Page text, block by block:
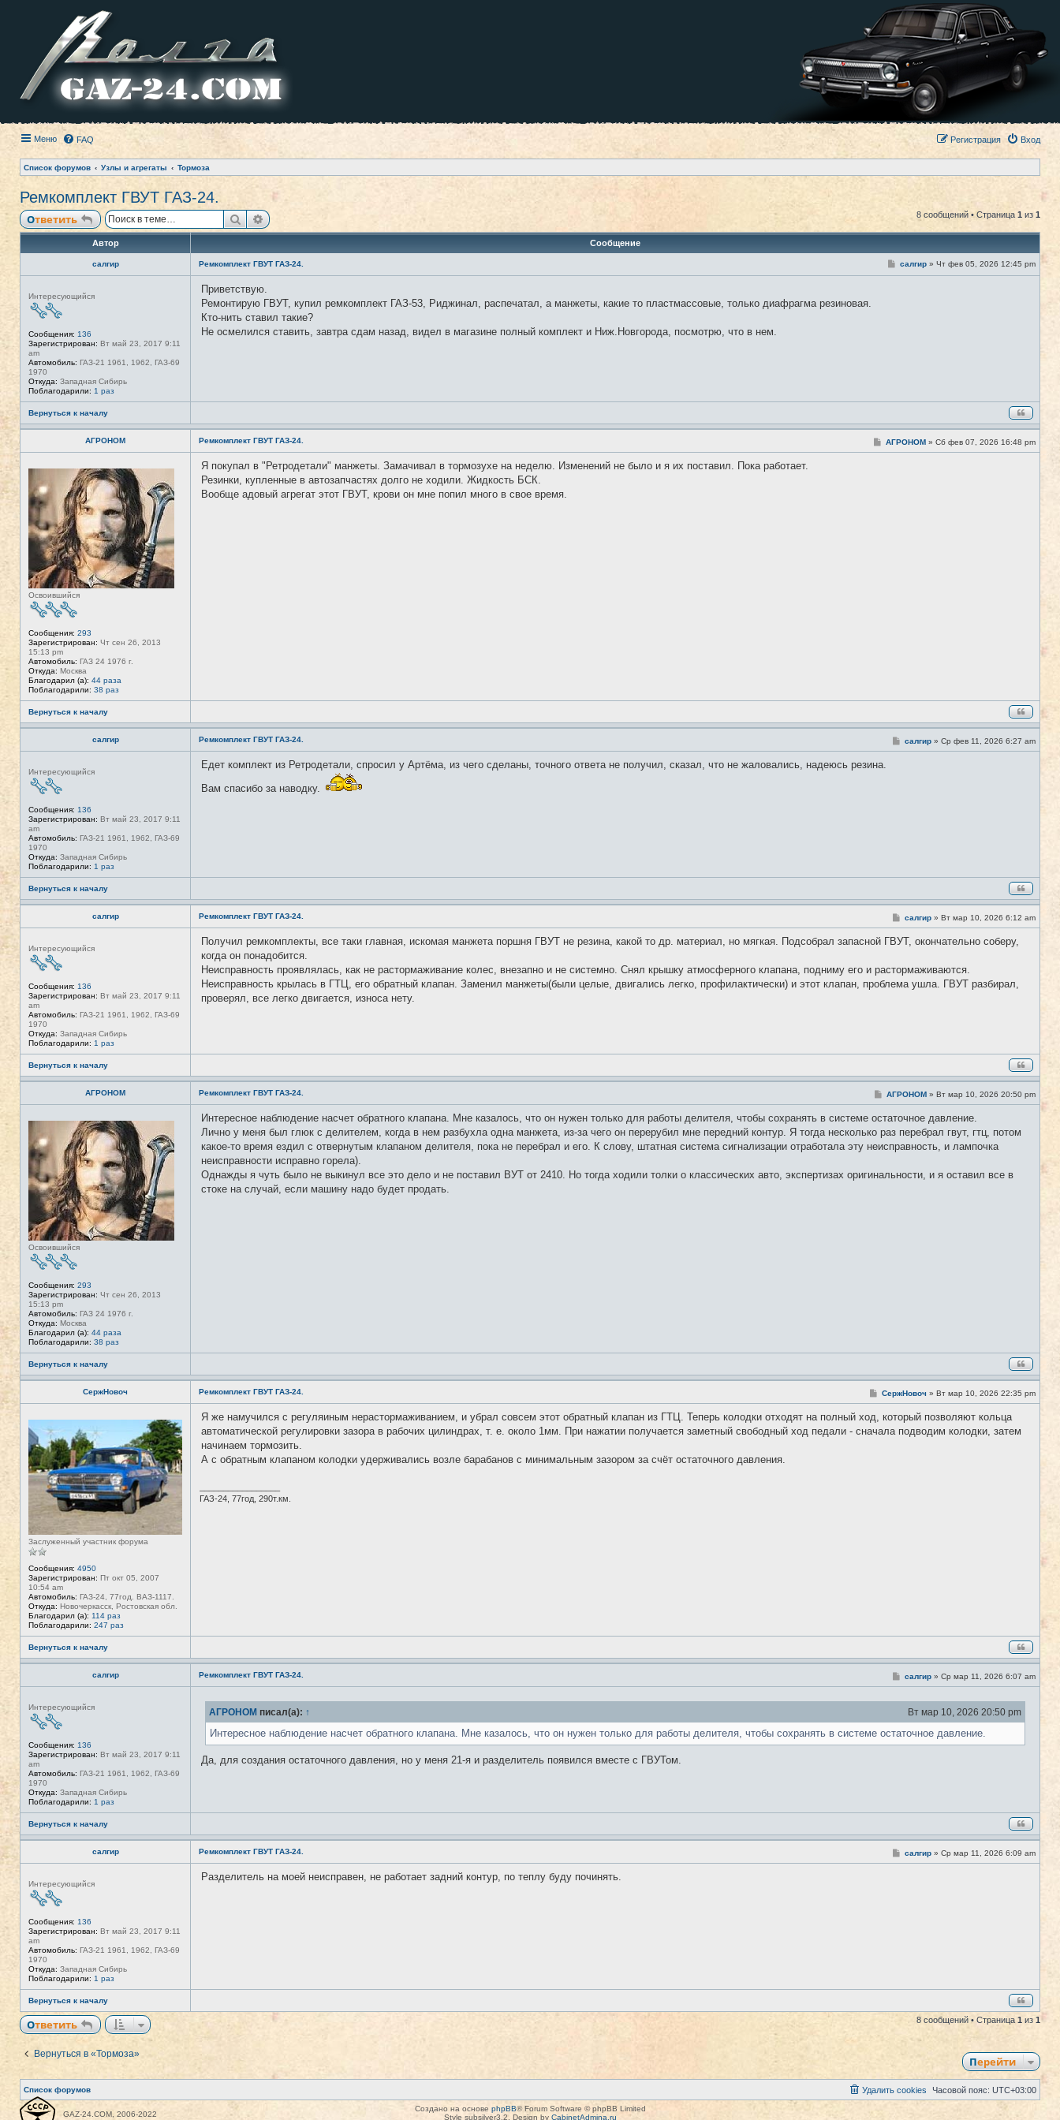
Меню FAQ Вход
Регистрация
Список форумов Узлы и агрегаты Тормоза
Ремкомплект ГВУТ ГАЗ-24.
Ответить ПоискРасширенный поиск 8 сообщений • Страница 1 из 1
Автор Сообщение
салгир
е
в
т
и
Интересующийся
Сообщения: 136
Зарегистрирован: Вт май 23, 2017 9:11
am
Автомобиль: ГАЗ-21 1961, 1962, ГАЗ-69
1970
Откуда: Западная Сибирь
Поблагодарили: 1 раз
Ремкомплект ГВУТ ГАЗ-24. #1
Ссалгир » Чт фев 05, 2026 12:45 pm
Приветствую.
Ремонтирую ГВУТ, купил ремкомплект ГАЗ-53, Риджинал, распечатал, а манжеты, какие то пластмассовые, только диафрагма резиновая.
Кто-нить ставил такие?
Не осмелился ставить, завтра сдам назад, видел в магазине полный комплект и Ниж.Новгорода, посмотрю, что в нем.
Вернуться к началу
АГРОНОМ
Н
с
е
т
и
Освоившийся
Сообщения: 293
Зарегистрирован: Чт сен 26, 2013
15:13 pm
Автомобиль: ГАЗ 24 1976 г.
Откуда: Москва
Благодарил (а): 44 раза
Поблагодарили: 38 раз
Ремкомплект ГВУТ ГАЗ-24. #2
С
о
АГРОНОМ » Сб фев 07, 2026 16:48 pm
Я покупал в "Ретродетали" манжеты. Замачивал в тормозухе на неделю. Изменений не было и я их поставил. Пока работает.
Резинки, купленные в автозапчастях долго не ходили. Жидкость БСК.
Вообще адовый агрегат этот ГВУТ, крови он мне попил много в свое время.
Вернуться к началу
салгир
е
в
т
и
Интересующийся
Сообщения: 136
Зарегистрирован: Вт май 23, 2017 9:11
am
Автомобиль: ГАЗ-21 1961, 1962, ГАЗ-69
1970
Откуда: Западная Сибирь
Поблагодарили: 1 раз
Ремкомплект ГВУТ ГАЗ-24. #3
С
о
салгир » Ср фев 11, 2026 6:27 am
Едет комплект из Ретродетали, спросил у Артёма, из чего сделаны, точного ответа не получил, сказал, что не жаловались, надеюсь резина.
Вам спасибо за наводку.
Вернуться к началу
салгир
е
в
т
и
Интересующийся
Сообщения: 136
Зарегистрирован: Вт май 23, 2017 9:11
am
Автомобиль: ГАЗ-21 1961, 1962, ГАЗ-69
1970
Откуда: Западная Сибирь
Поблагодарили: 1 раз
Ремкомплект ГВУТ ГАЗ-24. #4
С
о
о
б
н
и
салгир » Вт мар 10, 2026 6:12 am
Получил ремкомплекты, все таки главная, искомая манжета поршня ГВУТ не резина, какой то др. материал, но мягкая. Подсобрал запасной ГВУТ, окончательно соберу,
когда он понадобится.
Неисправность проявлялась, как не растормаживание колес, внезапно и не системно. Снял крышку атмосферного клапана, подниму его и растормаживаются.
Неисправность крылась в ГТЦ, его обратный клапан. Заменил манжеты(были целые, двигались легко, профилактически) и этот клапан, проблема ушла. ГВУТ разбирал,
проверял, все легко двигается, износа нету.
Вернуться к началу
АГРОНОМ
Н
с
е
т
и
Освоившийся
Сообщения: 293
Зарегистрирован: Чт сен 26, 2013
15:13 pm
Автомобиль: ГАЗ 24 1976 г.
Откуда: Москва
Благодарил (а): 44 раза
Поблагодарили: 38 раз
Ремкомплект ГВУТ ГАЗ-24. #5
С
о
б
щ
н
АГРОНОМ » Вт мар 10, 2026 20:50 pm
Интересное наблюдение насчет обратного клапана. Мне казалось, что он нужен только для работы делителя, чтобы сохранять в системе остаточное давление.
Лично у меня был глюк с делителем, когда в нем разбухла одна манжета, из-за чего он перерубил мне передний контур. Я тогда несколько раз перебрал гвут, гтц, потом
какое-то время ездил с отвернутым клапаном делителя, пока не перебрал и его. К слову, штатная система сигнализации отработала эту неисправность, и лампочка
неисправности исправно горела).
Однажды я чуть было не выкинул все это дело и не поставил ВУТ от 2410. Но тогда ходили толки о классических авто, экспертизах оригинальности, и я оставил все в
стоке на случай, если машину надо будет продать.
Вернуться к началу
СержНовоч
Н
е
в
с
е
т
и
Заслуженный участник форума
Сообщения: 4950
Зарегистрирован: Пт окт 05, 2007
10:54 am
Автомобиль: ГАЗ-24, 77год. ВАЗ-1117.
Откуда: Новочеркасск, Ростовская обл.
Благодарил (а): 114 раз
Поблагодарили: 247 раз
Ремкомплект ГВУТ ГАЗ-24. #6
С
о
б
щ
СержНовоч » Вт мар 10, 2026 22:35 pm
Я же намучился с регуляиным нерастормаживанием, и убрал совсем этот обратный клапан из ГТЦ. Теперь колодки отходят на полный ход, который позволяют кольца
автоматической регулировки зазора в рабочих цилиндрах, т. е. около 1мм. При нажатии получается заметный свободный ход педали - сначала подводим колодки, затем
начинаем тормозить.
А с обратным клапаном колодки удерживались возле барабанов с минимальным зазором за счёт остаточного давления.
ГАЗ-24, 77год, 290т.км.
Вернуться к началу
салгир
е
в
т
и
Интересующийся
Сообщения: 136
Зарегистрирован: Вт май 23, 2017 9:11
am
Автомобиль: ГАЗ-21 1961, 1962, ГАЗ-69
1970
Откуда: Западная Сибирь
Поблагодарили: 1 раз
Ремкомплект ГВУТ ГАЗ-24. #7
С
о
б
е
н
салгир » Ср мар 11, 2026 6:07 am
АГРОНОМ писал(а): ↑ Вт мар 10, 2026 20:50 pm
Интересное наблюдение насчет обратного клапана. Мне казалось, что он нужен только для работы делителя, чтобы сохранять в системе остаточное давление.
Да, для создания остаточного давления, но у меня 21-я и разделитель появился вместе с ГВУТом.
Вернуться к началу
салгир
е
в
т
и
Интересующийся
Сообщения: 136
Зарегистрирован: Вт май 23, 2017 9:11
am
Автомобиль: ГАЗ-21 1961, 1962, ГАЗ-69
1970
Откуда: Западная Сибирь
Поблагодарили: 1 раз
Ремкомплект ГВУТ ГАЗ-24. #8
С
о
салгир » Ср мар 11, 2026 6:09 am
Разделитель на моей неисправен, не работает задний контур, по теплу буду починять.
Вернуться к началу
Ответить 8 сообщений • Страница 1 из 1
Вернуться в «Тормоза»
Перейти
Список форумов Часовой пояс: UTC+03:00
Удалить cookies
GAZ-24.COM, 2006-2022
Создано на основе phpBB® Forum Software © phpBB Limited
Style subsilver3.2. Design by CabinetAdmina.ru